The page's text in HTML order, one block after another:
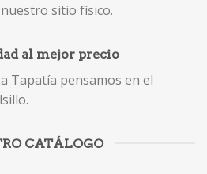
sitio físico.
al mejor precio
Tapatía pensamos en el
CATÁLOGO